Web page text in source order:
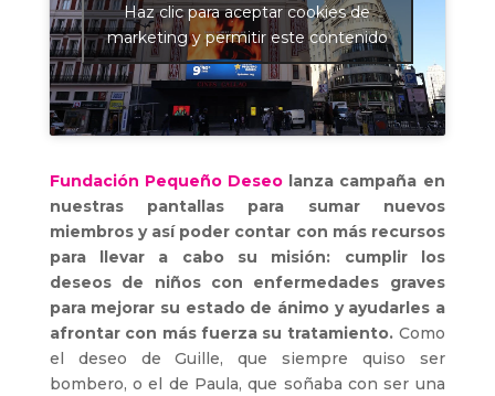
Haz clic para aceptar cookies de
marketing y permitir este contenido
Fundación Pequeño Deseolanza campaña en
nuestras pantallas para sumar nuevos
miembros y así poder contar con más recursos
para llevar a cabo su misión: cumplir los
deseos de niños con enfermedades graves
para mejorar su estado de ánimo y ayudarles a
afrontar con más fuerza su tratamiento.Como
el deseo de Guille, que siempre quiso ser
bombero, o el de Paula, que soñaba con ser una